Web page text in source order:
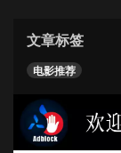
文章标签
电影推荐